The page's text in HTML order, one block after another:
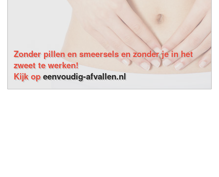
Zonder pillen en smeersels en zonder je in het
zweet te werken!
Kijk opeenvoudig-afvallen.nl